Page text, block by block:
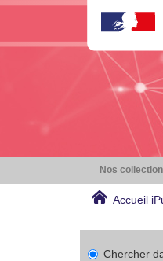
Nos
Accueil
Chercher